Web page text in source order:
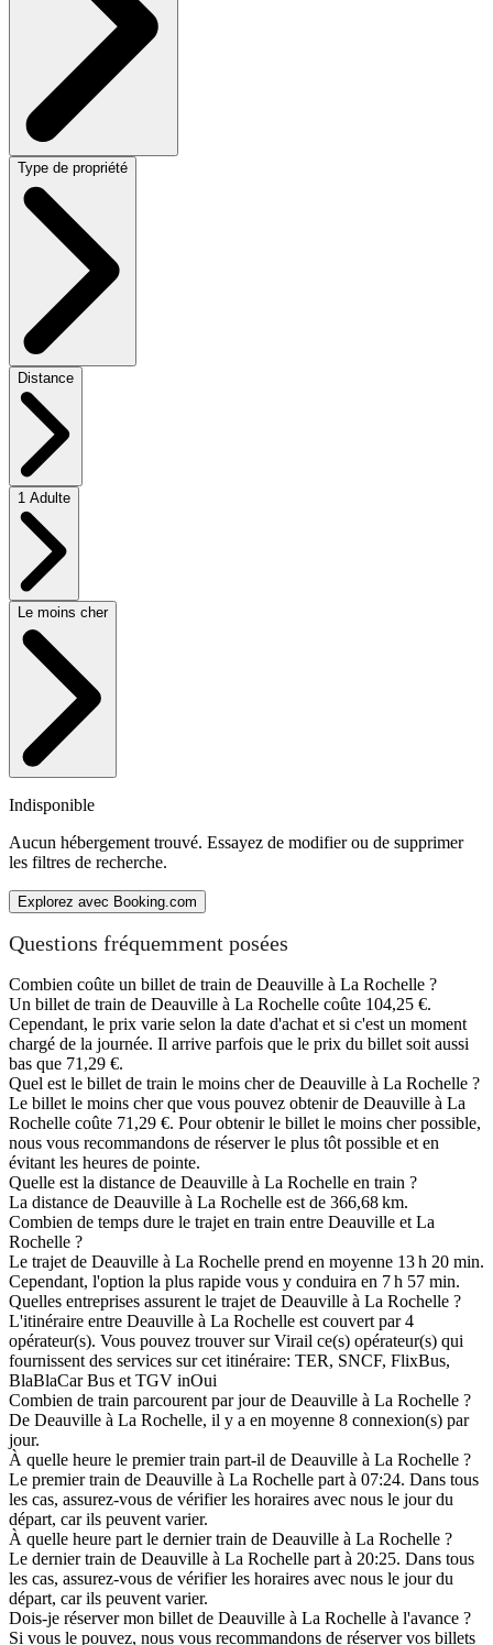
Type de propriété
Distance
1 Adulte
Le moins cher
Indisponible
Aucun hébergement trouvé. Essayez de modifier ou de supprimer
les filtres de recherche.
Explorez avec Booking.com
Questions fréquemment posées
Combien coûte un billet de train de Deauville à La Rochelle ?
Un billet de train de Deauville à La Rochelle coûte 104,25 €.
Cependant, le prix varie selon la date d'achat et si c'est un moment
chargé de la journée. Il arrive parfois que le prix du billet soit aussi
bas que 71,29 €.
Quel est le billet de train le moins cher de Deauville à La Rochelle ?
Le billet le moins cher que vous pouvez obtenir de Deauville à La
Rochelle coûte 71,29 €. Pour obtenir le billet le moins cher possible,
nous vous recommandons de réserver le plus tôt possible et en
évitant les heures de pointe.
Quelle est la distance de Deauville à La Rochelle en train ?
La distance de Deauville à La Rochelle est de 366,68 km.
Combien de temps dure le trajet en train entre Deauville et La
Rochelle ?
Le trajet de Deauville à La Rochelle prend en moyenne 13 h 20 min.
Cependant, l'option la plus rapide vous y conduira en 7 h 57 min.
Quelles entreprises assurent le trajet de Deauville à La Rochelle ?
L'itinéraire entre Deauville à La Rochelle est couvert par 4
opérateur(s). Vous pouvez trouver sur Virail ce(s) opérateur(s) qui
fournissent des services sur cet itinéraire: TER, SNCF, FlixBus,
BlaBlaCar Bus et TGV inOui
Combien de train parcourent par jour de Deauville à La Rochelle ?
De Deauville à La Rochelle, il y a en moyenne 8 connexion(s) par
jour.
À quelle heure le premier train part-il de Deauville à La Rochelle ?
Le premier train de Deauville à La Rochelle part à 07:24. Dans tous
les cas, assurez-vous de vérifier les horaires avec nous le jour du
départ, car ils peuvent varier.
À quelle heure part le dernier train de Deauville à La Rochelle ?
Le dernier train de Deauville à La Rochelle part à 20:25. Dans tous
les cas, assurez-vous de vérifier les horaires avec nous le jour du
départ, car ils peuvent varier.
Dois-je réserver mon billet de Deauville à La Rochelle à l'avance ?
Si vous le pouvez, nous vous recommandons de réserver vos billets